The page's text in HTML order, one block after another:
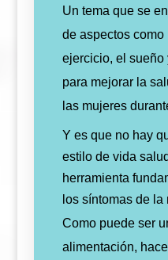
Un tema que se
de aspectos como
ejercicio, el sueño
para mejorar la
las mujeres
Y es que no hay
estilo de vida
herramienta
los síntomas de la
Como puede ser
alimentación,